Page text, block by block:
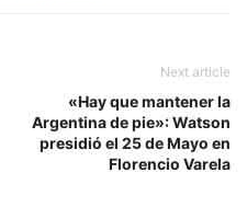
Next article
«Hay que mantener la
Argentina de pie»: Watson
presidió el 25 de Mayo en
Florencio Varela